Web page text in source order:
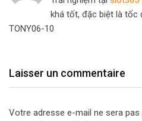
khá tốt, đặc biệt là tốc
TONY06-10
Laisser un commentaire
Votre adresse e-mail ne sera pas